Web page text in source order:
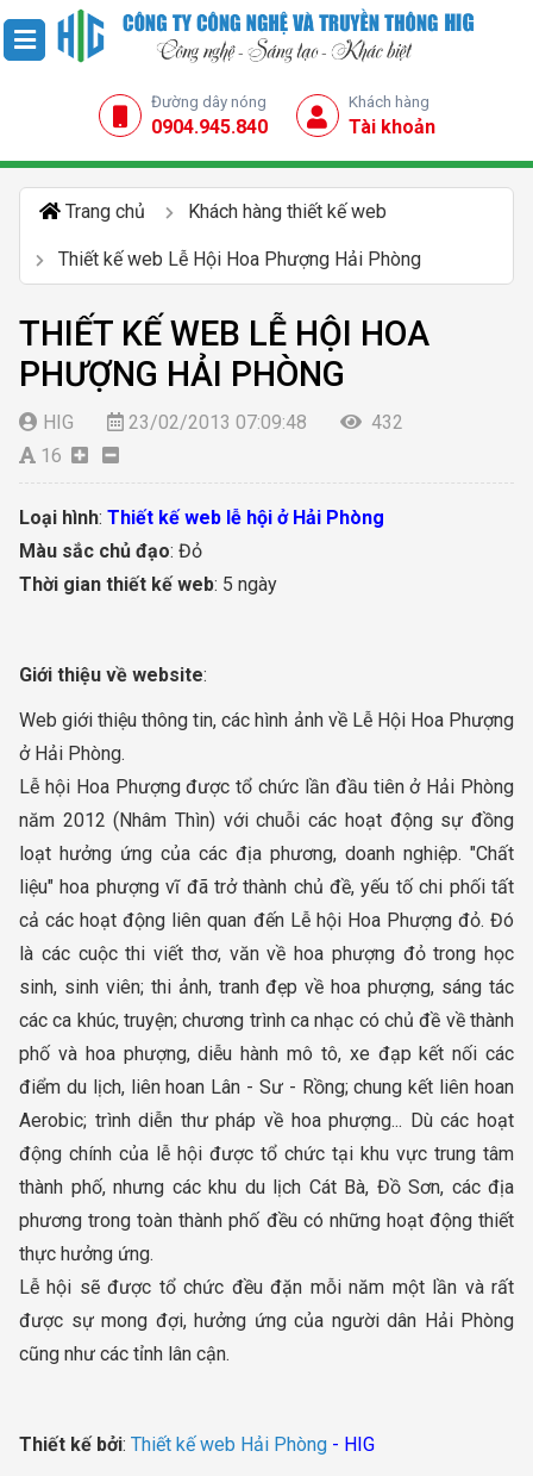
Đường dây nóng
0904.945.840
Khách hàng
Tài khoản
Trang chủ Khách hàng thiết kế web
Thiết kế web Lễ Hội Hoa Phượng Hải Phòng
THIẾT KẾ WEB LỄ HỘI HOA
PHƯỢNG HẢI PHÒNG
HIG 23/02/2013 07:09:48
432
16
Loại hình: Thiết kế web lễ hội ở Hải Phòng
Màu sắc chủ đạo: Đỏ
Thời gian thiết kế web: 5 ngày
Giới thiệu về website:
Web giới thiệu thông tin, các hình ảnh về Lễ Hội Hoa Phượng
ở Hải Phòng.
Lễ hội Hoa Phượng được tổ chức lần đầu tiên ở Hải Phòng
năm 2012 (Nhâm Thìn) với chuỗi các hoạt động sự đồng
loạt hưởng ứng của các địa phương, doanh nghiệp. "Chất
liệu" hoa phượng vĩ đã trở thành chủ đề, yếu tố chi phối tất
cả các hoạt động liên quan đến Lễ hội Hoa Phượng đỏ. Đó
là các cuộc thi viết thơ, văn về hoa phượng đỏ trong học
sinh, sinh viên; thi ảnh, tranh đẹp về hoa phượng, sáng tác
các ca khúc, truyện; chương trình ca nhạc có chủ đề về thành
phố và hoa phượng, diễu hành mô tô, xe đạp kết nối các
điểm du lịch, liên hoan Lân - Sư - Rồng; chung kết liên hoan
Aerobic; trình diễn thư pháp về hoa phượng... Dù các hoạt
động chính của lễ hội được tổ chức tại khu vực trung tâm
thành phố, nhưng các khu du lịch Cát Bà, Đồ Sơn, các địa
phương trong toàn thành phố đều có những hoạt động thiết
thực hưởng ứng.
Lễ hội sẽ được tổ chức đều đặn mỗi năm một lần và rất
được sự mong đợi, hưởng ứng của người dân Hải Phòng
cũng như các tỉnh lân cận.
Thiết kế bởi: Thiết kế web Hải Phòng - HIG